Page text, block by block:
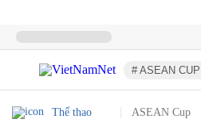
# ASEAN
Thể thao ASEAN Cup